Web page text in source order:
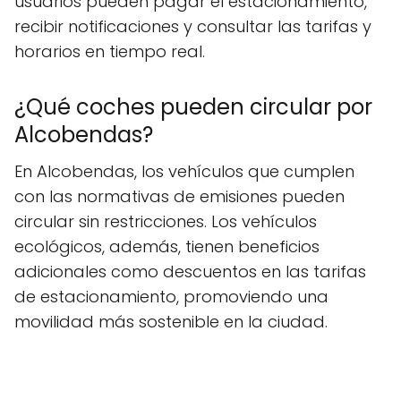
recibir notificaciones y consultar las tarifas y
horarios en tiempo real.
¿Qué coches pueden circular por
Alcobendas?
En Alcobendas, los vehículos que cumplen
con las normativas de emisiones pueden
circular sin restricciones. Los vehículos
ecológicos, además, tienen beneficios
adicionales como descuentos en las tarifas
de estacionamiento, promoviendo una
movilidad más sostenible en la ciudad.